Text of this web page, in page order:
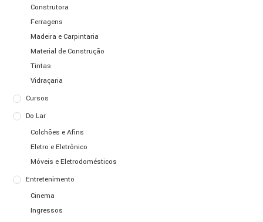
Construtora
Ferragens
Madeira e Carpintaria
Material de Construção
Tintas
Vidraçaria
Cursos
Do Lar
Colchões e Afins
Eletro e Eletrônico
Móveis e Eletrodomésticos
Entretenimento
Cinema
Ingressos